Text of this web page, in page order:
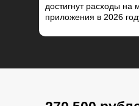
достигнут расходы на
приложения в 2026